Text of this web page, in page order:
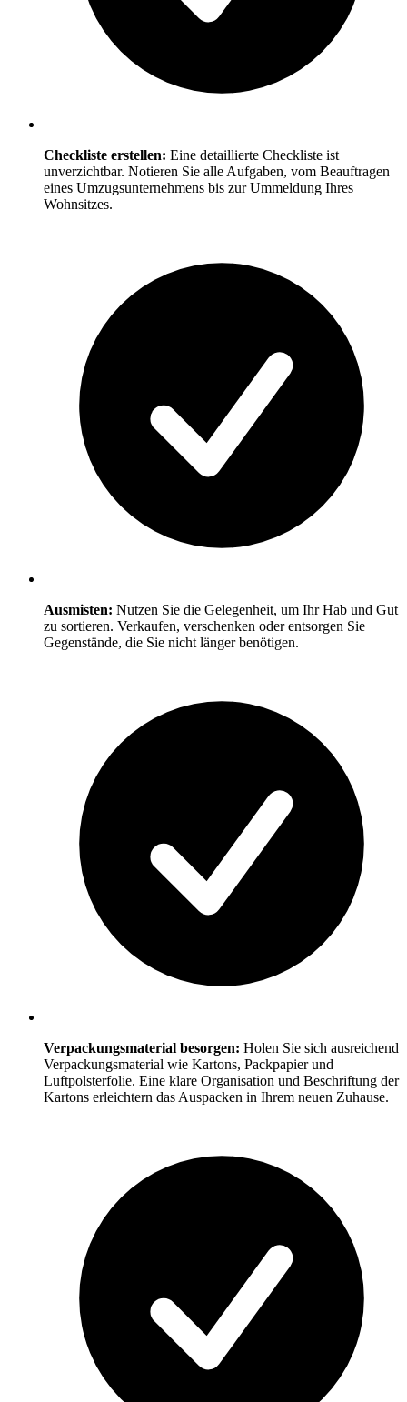
Checkliste erstellen: Eine detaillierte Checkliste ist
unverzichtbar. Notieren Sie alle Aufgaben, vom Beauftragen
eines Umzugsunternehmens bis zur Ummeldung Ihres
Wohnsitzes.
Ausmisten: Nutzen Sie die Gelegenheit, um Ihr Hab und Gut
zu sortieren. Verkaufen, verschenken oder entsorgen Sie
Gegenstände, die Sie nicht länger benötigen.
Verpackungsmaterial besorgen: Holen Sie sich ausreichend
Verpackungsmaterial wie Kartons, Packpapier und
Luftpolsterfolie. Eine klare Organisation und Beschriftung der
Kartons erleichtern das Auspacken in Ihrem neuen Zuhause.